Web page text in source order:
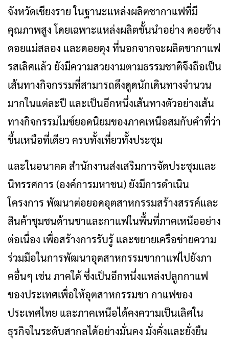
จังหวัดเชียงราย ในฐานะแหล่งผลิตชากาแฟที่มี
คุณภาพสูง โดยเฉพาะแหล่งผลิตชั้นนำอย่าง ดอยช้าง
ดอยแม่สลอง และดอยตุง ที่นอกจากจะผลิตชากาแฟ
รสเลิศแล้ว ยังมีความสวยงามตามธรรมชาติจึงถือเป็น
เส้นทางกิจกรรมที่สามารถดึงดูดนักเดินทางจำนวน
มากในแต่ละปี และเป็นอีกหนึ่งเส้นทางตัวอย่างเส้น
ทางกิจกรรมไมซ์ยอดนิยมของภาคเหนือสมกับคำที่ว่า
ขึ้นเหนือที่เดียว ครบทั้งเที่ยวทั้งประชุม
และในอนาคต สำนักงานส่งเสริมการจัดประชุมและ
นิทรรศการ (องค์การมหาชน) ยังมีการดำเนิน
โครงการ พัฒนาต่อยอดอุตสาหกรรมสร้างสรรค์และ
สินค้าชุมชนด้านชาและกาแฟในพื้นที่ภาคเหนืออย่าง
ต่อเนื่อง เพื่อสร้างการรับรู้ และขยายเครือข่ายความ
ร่วมมือในการพัฒนาอุตสาหกรรมชากาแฟไปยังภา
คอื่นๆ เช่น ภาคใต้ ซึ่งเป็นอีกหนึ่งแหล่งปลูกกาแฟ
ของประเทศเพื่อให้อุตสาหกรรมชา กาแฟของ
ประเทศไทย และภาคเหนือได้คงความเป็นเลิศใน
ธุรกิจในระดับสากลได้อย่างมั่นคง มั่งคั่งและยั่งยืน